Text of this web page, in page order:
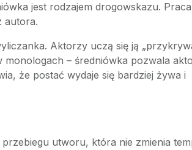
jest rodzajem drogowskazu.
autora.
Aktorzy uczą się ją
monologach – średniówka pozwala
że postać wydaje się bardziej żywa i
utworu, która nie zmienia